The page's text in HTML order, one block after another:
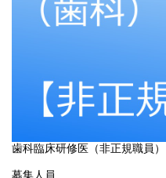
選考方法
（本人宛に書面にて通知予定）
歯科臨床研修医（非正規職員）
募集人員